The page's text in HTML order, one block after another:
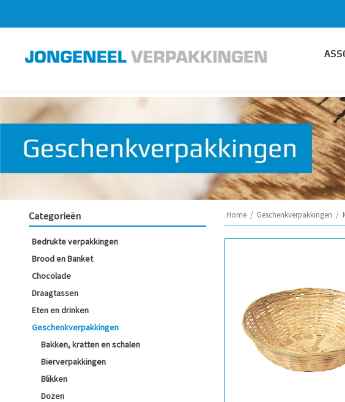
Categorieën
Bedrukte verpakkingen
Brood en Banket
Chocolade
Draagtassen
Eten en drinken
Geschenkverpakkingen
Bakken, kratten en schalen
Bierverpakkingen
Blikken
Dozen
Home / Geschenkverpakkingen /